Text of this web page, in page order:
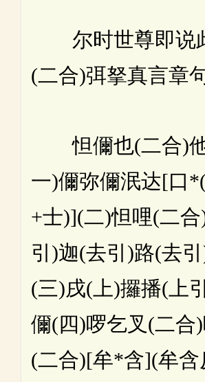
尔时世尊即说
(二合)弭拏真言章
怛儞也(二合)他
一)儞弥儞泯达[口
+士)](二)怛哩(二
引)迦(去引)路(去
(三)戌(上)攞播(上
儞(四)啰乞叉(二合)
(二合)[牟*含](牟含